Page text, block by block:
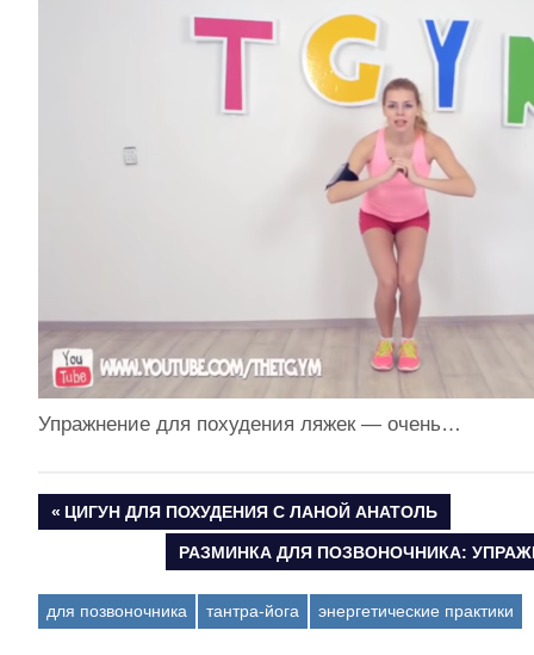
Упражнение для похудения ляжек — очень…
Навигация
по
записям
ПРЕДЫДУЩАЯ
ЦИГУН ДЛЯ ПОХУДЕНИЯ С ЛАНОЙ АНАТОЛЬ
СЛЕДУЮЩАЯ
РАЗМИНКА ДЛЯ ПОЗВОНОЧНИКА:
для позвоночника тантра-йога энергетические практики